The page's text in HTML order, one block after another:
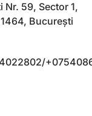
Nr. 59, Sector 1,
Bucureşti